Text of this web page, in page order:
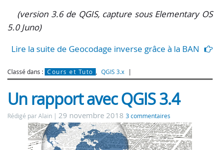
(version 3.6 de QGIS, capture sous Elementary OS
5.0 Juno)
Lire la suite de Geocodage inverse grâce à la BAN
Classé dans : Cours et Tuto , QGIS 3.x
Un rapport avec QGIS 3.4
Rédigé par Alain 29 novembre 2018 3 commentaires